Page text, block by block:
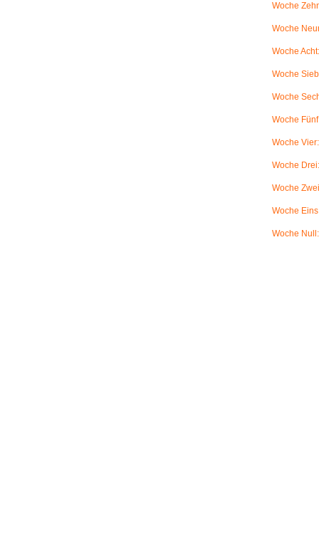
Woche
Woche
Woche
Woche
Woche
Woche
Woche
Woche
Woche
Woche
Woche